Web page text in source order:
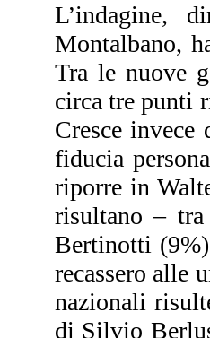
L’indagine,
Montalbano,
Tra le nuove
circa tre punti
Cresce
fiducia
riporre in
risultano –
Bertinotti
recassero alle
nazionali
di Silvio